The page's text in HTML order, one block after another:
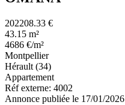
202208.33 €
43.15 m²
4686 €/m²
Montpellier
Hérault (34)
Appartement
Réf externe: 4002
Annonce publiée le 17/01/2026